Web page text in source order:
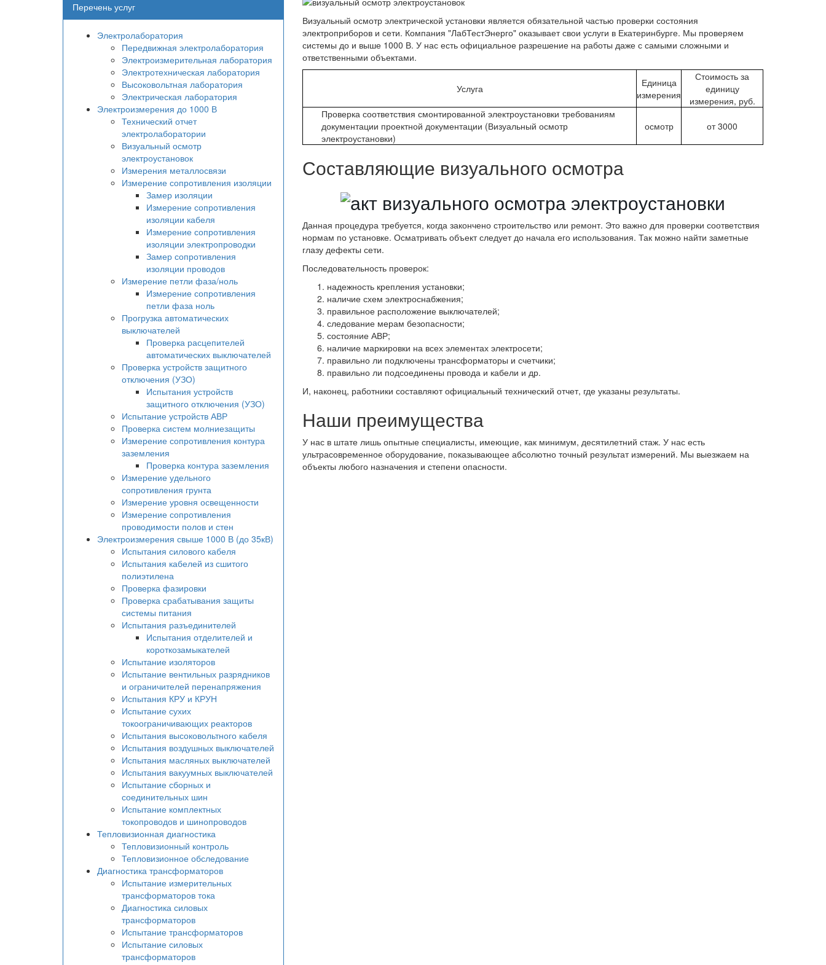
Перечень услуг
Электролаборатория
Передвижная электролаборатория
Электроизмерительная лаборатория
Электротехническая лаборатория
Высоковольтная лаборатория
Электрическая лаборатория
Электроизмерения до 1000 В
Технический отчет
электролаборатории
Визуальный осмотр
электроустановок
Измерения металлосвязи
Измерение сопротивления изоляции
Замер изоляции
Измерение сопротивления
изоляции кабеля
Измерение сопротивления
изоляции электропроводки
Замер сопротивления
изоляции проводов
Измерение петли фаза/ноль
Измерение сопротивления
петли фаза ноль
Прогрузка автоматических
выключателей
Проверка расцепителей
автоматических выключателей
Проверка устройств защитного
отключения (УЗО)
Испытания устройств
защитного отключения (УЗО)
Испытание устройств АВР
Проверка систем молниезащиты
Измерение сопротивления контура
заземления
Проверка контура заземления
Измерение удельного
сопротивления грунта
Измерение уровня освещенности
Измерение сопротивления
проводимости полов и стен
Электроизмерения свыше 1000 В (до 35кВ)
Испытания силового кабеля
Испытания кабелей из сшитого
полиэтилена
Проверка фазировки
Проверка срабатывания защиты
системы питания
Испытания разъединителей
Испытания отделителей и
короткозамыкателей
Испытание изоляторов
Испытание вентильных разрядников
и ограничителей перенапряжения
Испытания КРУ и КРУН
Испытание сухих
токоограничивающих реакторов
Испытания высоковольтного кабеля
Испытания воздушных выключателей
Испытания масляных выключателей
Испытания вакуумных выключателей
Испытание сборных и
соединительных шин
Испытание комплектных
токопроводов и шинопроводов
Тепловизионная диагностика
Тепловизионный контроль
Тепловизионное обследование
Диагностика трансформаторов
Испытание измерительных
трансформаторов тока
Диагностика силовых
трансформаторов
Испытание трансформаторов
Испытание силовых
трансформаторов
Визуальный осмотр электрической установки является обязательной частью проверки состояния
электроприборов и сети. Компания "ЛабТестЭнерго" оказывает свои услуги в Екатеринбурге. Мы проверяем
системы до и выше 1000 В. У нас есть официальное разрешение на работы даже с самыми сложными и
ответственными объектами.
Услуга
Единица
измерения
Стоимость за
единицу
измерения, руб.
Проверка соответствия смонтированной электроустановки требованиям
документации проектной документации (Визуальный осмотр
электроустановки)
осмотр от 3000
Составляющие визуального осмотра
Данная процедура требуется, когда закончено строительство или ремонт. Это важно для проверки соответствия
нормам по установке. Осматривать объект следует до начала его использования. Так можно найти заметные
глазу дефекты сети.
Последовательность проверок:
надежность крепления установки;
наличие схем электроснабжения;
правильное расположение выключателей;
следование мерам безопасности;
состояние АВР;
наличие маркировки на всех элементах электросети;
правильно ли подключены трансформаторы и счетчики;
правильно ли подсоединены провода и кабели и др.
И, наконец, работники составляют официальный технический отчет, где указаны результаты.
Наши преимущества
У нас в штате лишь опытные специалисты, имеющие, как минимум, десятилетний стаж. У нас есть
ультрасовременное оборудование, показывающее абсолютно точный результат измерений. Мы выезжаем на
объекты любого назначения и степени опасности.